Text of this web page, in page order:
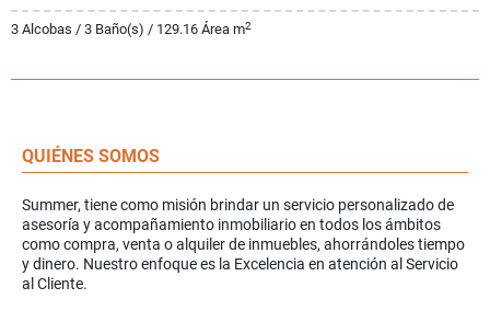
3 Alcobas / 3 Baño(s) / 129.16 Área m2
QUIÉNES SOMOS
Summer, tiene como misión brindar un servicio personalizado de
asesoría y acompañamiento inmobiliario en todos los ámbitos
como compra, venta o alquiler de inmuebles, ahorrándoles tiempo
y dinero. Nuestro enfoque es la Excelencia en atención al Servicio
al Cliente.